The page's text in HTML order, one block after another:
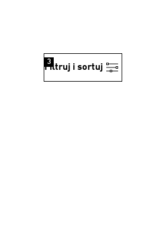
Filtruj i sortuj
3